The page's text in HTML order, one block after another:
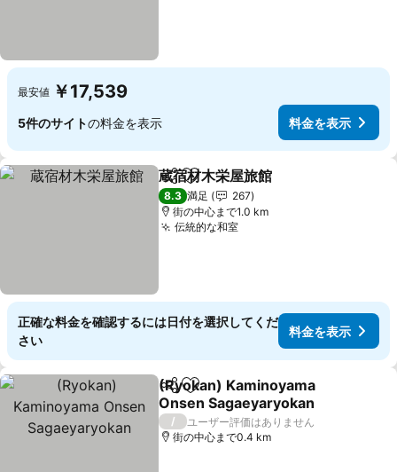
最安値 ￥17,539
5件のサイトの料金を表示 料金を表示
シェアお気に入りに追加
蔵宿材木栄屋旅館
8.3 満足
267
街の中心まで1.0 km
伝統的な和室
正確な料金を確認するには日付を選択してくだ
さい
料金を表示
シェアお気に入りに追加
(Ryokan) Kaminoyama
Onsen Sagaeyaryokan
/
ユーザー評価はありません
街の中心まで0.4 km